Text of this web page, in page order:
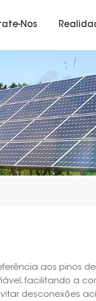
Nos
aos pinos
facilitando a
desconexões